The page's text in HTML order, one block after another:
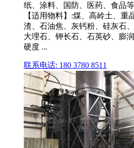
纸、涂料、国防、医药、食品
【适用物料】:煤、高岭土、重
渣、石油焦、灰钙粉、硅灰石
大理石、钾长石、石英砂、膨
硬度 ...
联系电话: 180 3780 8511